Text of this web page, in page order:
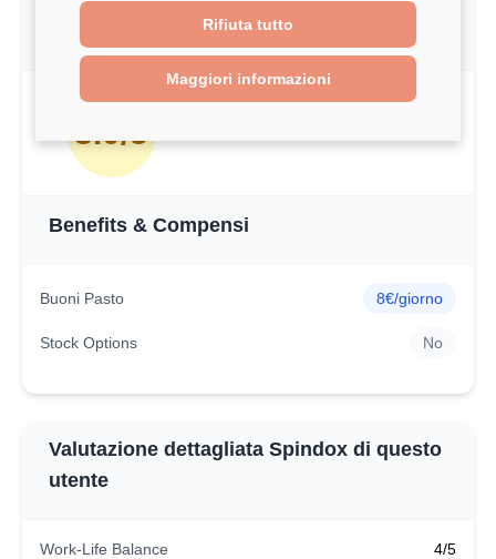
Rifiuta tutto
Maggiori informazioni
3.0/5
Benefits & Compensi
Buoni Pasto 8€/giorno
Stock Options No
Valutazione dettagliata Spindox di questo
utente
Work-Life Balance 4/5